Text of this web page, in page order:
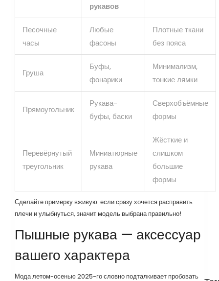
рукавов
Песочные
часы
Любые
фасоны
Плотные ткани
без пояса
Груша
Буфы,
фонарики
Минимализм,
тонкие лямки
Прямоугольник
Рукава-
буфы, баски
Сверхобъёмные
формы
Перевёрнутый
треугольник
Миниатюрные
рукава
Жёсткие и
слишком
большие
формы
Сделайте примерку вживую: если сразу хочется расправить
плечи и улыбнуться, значит модель выбрана правильно!
Пышные рукава — аксессуар
вашего характера
Мода летом-осенью 2025-го словно подталкивает пробовать